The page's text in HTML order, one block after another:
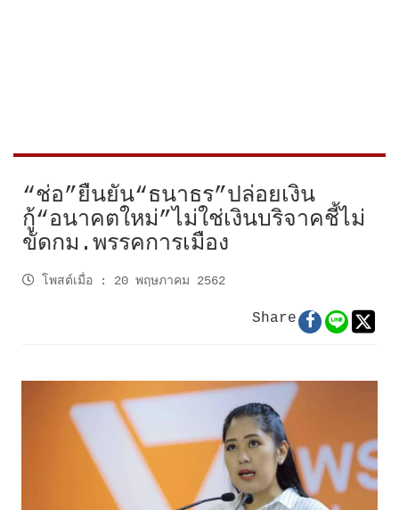
“ช่อ”ยืนยัน“ธนาธร”ปล่อยเงิน
กู้“อนาคตใหม่”ไม่ใช่เงินบริจาคชี้ไม่
ขัดกม.พรรคการเมือง
โพสต์เมื่อ : 20 พฤษภาคม 2562
Share